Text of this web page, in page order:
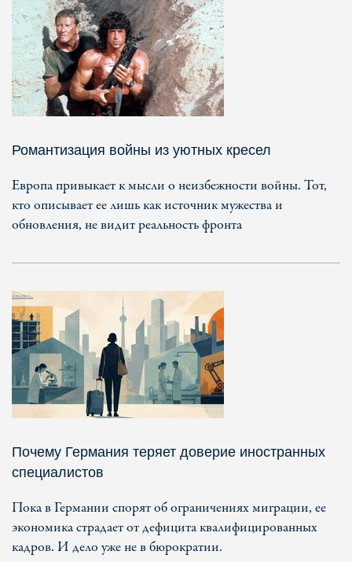
Романтизация войны из уютных кресел
Европа привыкает к мысли о неизбежности войны. Тот,
кто описывает ее лишь как источник мужества и
обновления, не видит реальность фронта
Почему Германия теряет доверие иностранных
специалистов
Пока в Германии спорят об ограничениях миграции, ее
экономика страдает от дефицита квалифицированных
кадров. И дело уже не в бюрократии.